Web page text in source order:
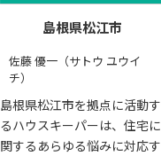
島根県松江市
佐藤 優一（サトウ ユウイ
チ）
島根県松江市を拠点に活動す
るハウスキーパーは、住宅に
関するあらゆる悩みに対応す